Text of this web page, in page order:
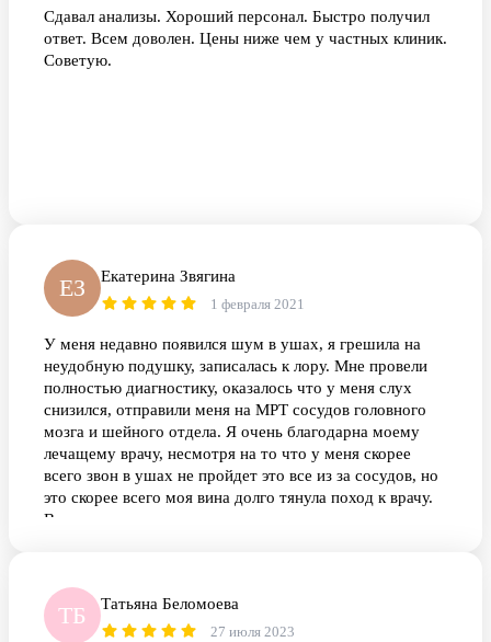
Сдавал анализы. Хороший персонал. Быстро получил
ответ. Всем доволен. Цены ниже чем у частных клиник.
Советую.
ЕЗ Екатерина Звягина
1 февраля 2021
У меня недавно появился шум в ушах, я грешила на
неудобную подушку, записалась к лору. Мне провели
полностью диагностику, оказалось что у меня слух
снизился, отправили меня на МРТ сосудов головного
мозга и шейного отдела. Я очень благодарна моему
лечащему врачу, несмотря на то что у меня скорее
всего звон в ушах не пройдет это все из за сосудов, но
это скорее всего моя вина долго тянула поход к врачу.
Всем здоровья.
ТБ Татьяна Беломоева
27 июля 2023